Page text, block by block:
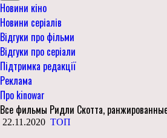
Новини кіно
Новини серіалів
Відгуки про фільми
Відгуки про серіали
Підтримка редакції
Реклама
Про kinowar
Все фильмы Ридли Скотта,
22.11.2020 ТОП